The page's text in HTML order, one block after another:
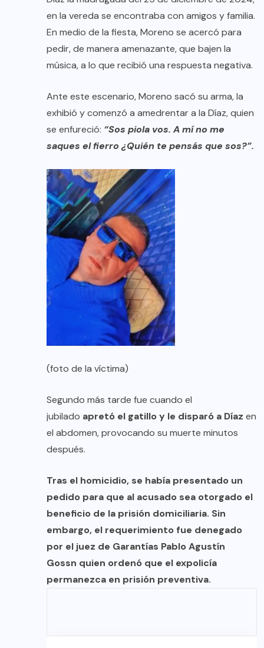
en la vereda se encontraba con amigos y familia.
En medio de la fiesta, Moreno se acercó para
pedir, de manera amenazante, que bajen la
música, a lo que recibió una respuesta negativa.
Ante este escenario, Moreno sacó su arma, la
exhibió y comenzó a amedrentar a la Díaz, quien
se enfureció: “Sos piola vos. A mí no me
saques el fierro ¿Quién te pensás que sos?”.
(foto de la víctima)
Segundo más tarde fue cuando el
jubilado apretó el gatillo y le disparó a Díaz en
el abdomen, provocando su muerte minutos
después.
Tras el homicidio, se había presentado un
pedido para que al acusado sea otorgado el
beneficio de la prisión domiciliaria. Sin
embargo, el requerimiento fue denegado
por el juez de Garantías Pablo Agustín
Gossn quien ordenó que el expolicía
permanezca en prisión preventiva.